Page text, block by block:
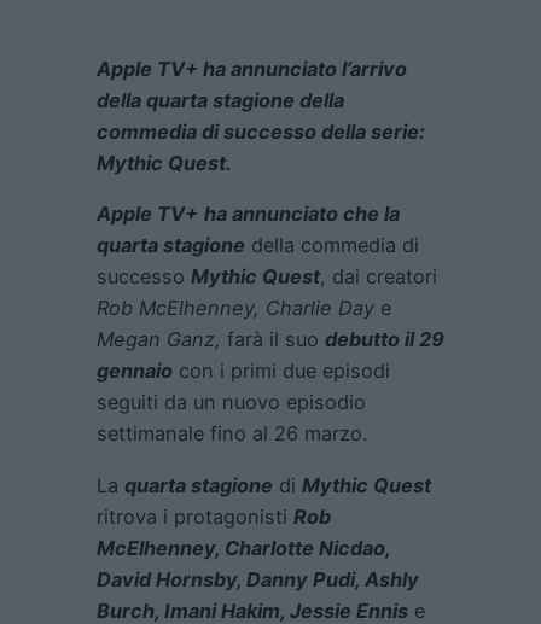
Apple TV+ ha annunciato l’arrivo
della quarta stagione della
commedia di successo della serie:
Mythic Quest.
Apple TV+ ha annunciato che la
quarta stagione della commedia di
successo Mythic Quest, dai creatori
Rob McElhenney, Charlie Day e
Megan Ganz, farà il suo debutto il 29
gennaio con i primi due episodi
seguiti da un nuovo episodio
settimanale fino al 26 marzo.
La quarta stagione di Mythic Quest
ritrova i protagonisti Rob
McElhenney, Charlotte Nicdao,
David Hornsby, Danny Pudi, Ashly
Burch, Imani Hakim, Jessie Ennis e